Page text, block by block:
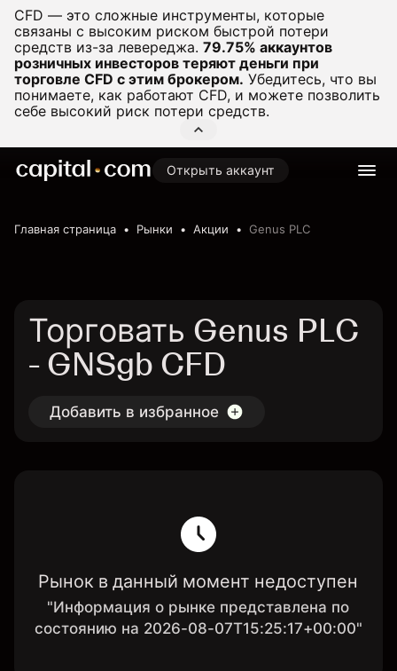
CFD — это сложные инструменты, которые
связаны с высоким риском быстрой потери
средств из-за левереджа. 79.75% аккаунтов
розничных инвесторов теряют деньги при
торговле CFD с этим брокером. Убедитесь, что вы
понимаете, как работают CFD, и можете позволить
себе высокий риск потери средств.
Открыть аккаунт
Главная страница Рынки Акции Genus PLC
Торговать Genus PLC
- GNSgb CFD
Добавить в избранное
Рынок в данный момент недоступен
"Информация о рынке представлена по
состоянию на 2026-08-07T15:25:17+00:00"